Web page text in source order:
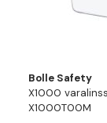
Bolle Safety
X1000
X1000T00M